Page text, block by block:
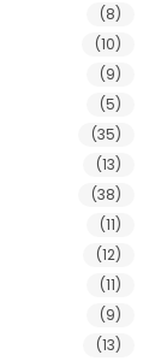
(8)
(10)
(9)
(5)
(35)
(13)
(38)
(11)
(12)
(11)
(9)
(13)